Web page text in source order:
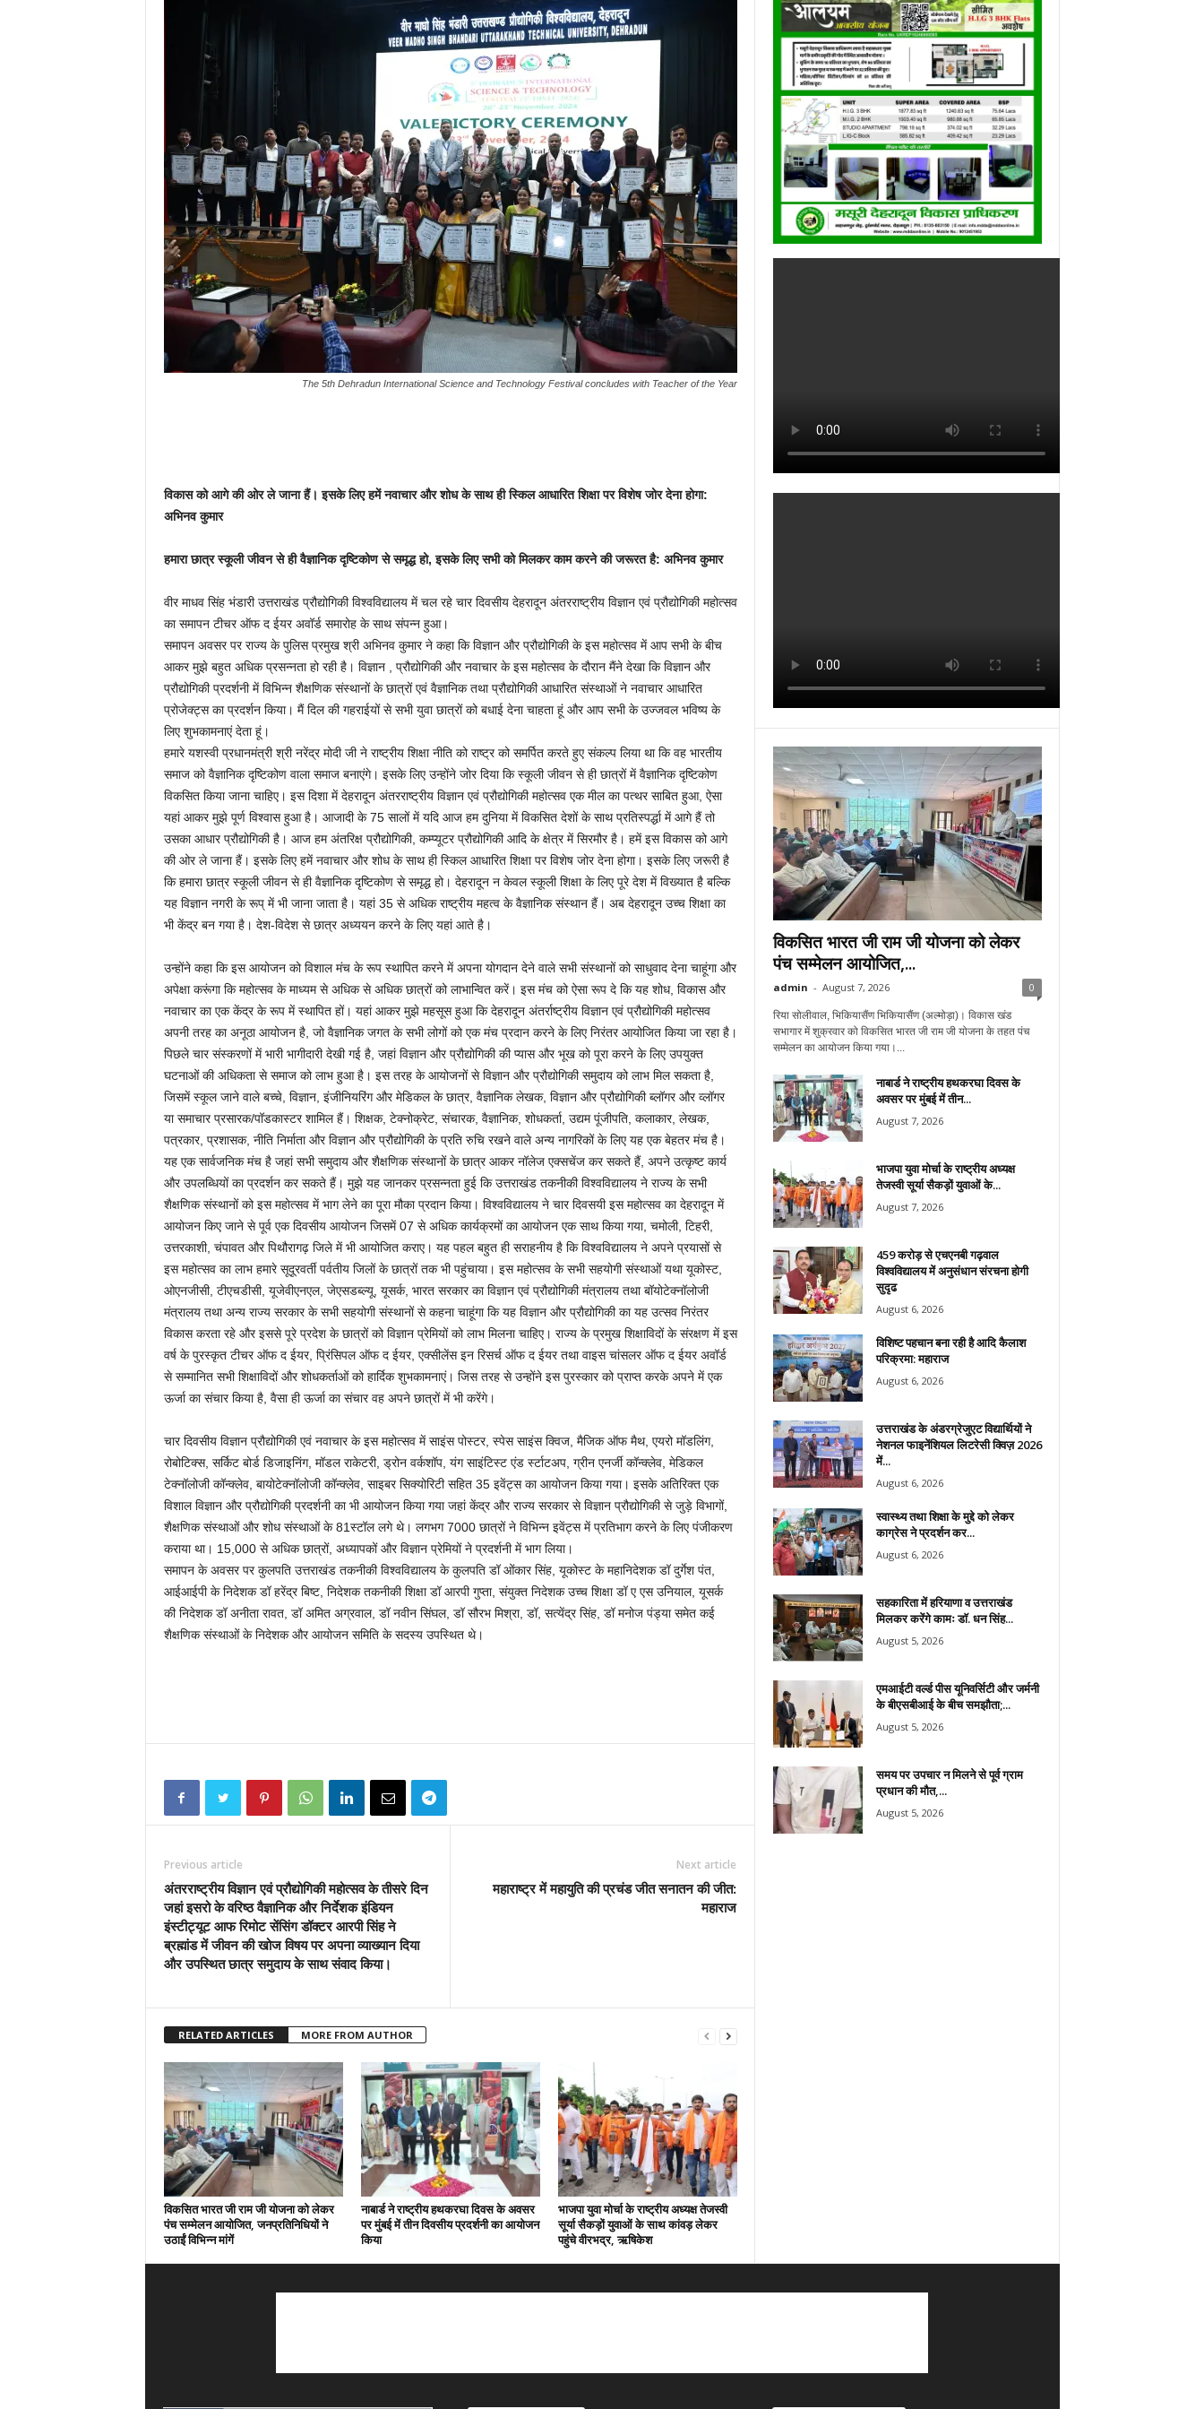
The 5th Dehradun International Science and Technology Festival concludes with Teacher of the Year
विकास को आगे की ओर ले जाना हैं। इसके लिए हमें नवाचार और शोध के साथ ही स्किल आधारित शिक्षा पर विशेष जोर देना होगा:
अभिनव कुमार
हमारा छात्र स्कूली जीवन से ही वैज्ञानिक दृष्टिकोण से समृद्ध हो, इसके लिए सभी को मिलकर काम करने की जरूरत है: अभिनव कुमार
वीर माधव सिंह भंडारी उत्तराखंड प्रौद्योगिकी विश्वविद्यालय में चल रहे चार दिवसीय देहरादून अंतरराष्ट्रीय विज्ञान एवं प्रौद्योगिकी महोत्सव
का समापन टीचर ऑफ द ईयर अवॉर्ड समारोह के साथ संपन्न हुआ।
समापन अवसर पर राज्य के पुलिस प्रमुख श्री अभिनव कुमार ने कहा कि विज्ञान और प्रौद्योगिकी के इस महोत्सव में आप सभी के बीच
आकर मुझे बहुत अधिक प्रसन्नता हो रही है। विज्ञान , प्रौद्योगिकी और नवाचार के इस महोत्सव के दौरान मैंने देखा कि विज्ञान और
प्रौद्योगिकी प्रदर्शनी में विभिन्न शैक्षणिक संस्थानों के छात्रों एवं वैज्ञानिक तथा प्रौद्योगिकी आधारित संस्थाओं ने नवाचार आधारित
प्रोजेक्ट्स का प्रदर्शन किया। मैं दिल की गहराईयों से सभी युवा छात्रों को बधाई देना चाहता हूं और आप सभी के उज्जवल भविष्य के
लिए शुभकामनाएं देता हूं।
हमारे यशस्वी प्रधानमंत्री श्री नरेंद्र मोदी जी ने राष्ट्रीय शिक्षा नीति को राष्ट्र को समर्पित करते हुए संकल्प लिया था कि वह भारतीय
समाज को वैज्ञानिक दृष्टिकोण वाला समाज बनाएंगे। इसके लिए उन्होंने जोर दिया कि स्कूली जीवन से ही छात्रों में वैज्ञानिक दृष्टिकोण
विकसित किया जाना चाहिए। इस दिशा में देहरादून अंतरराष्ट्रीय विज्ञान एवं प्रौद्योगिकी महोत्सव एक मील का पत्थर साबित हुआ, ऐसा
यहां आकर मुझे पूर्ण विश्वास हुआ है। आजादी के 75 सालों में यदि आज हम दुनिया में विकसित देशों के साथ प्रतिस्पर्द्धा में आगे हैं तो
उसका आधार प्रौद्योगिकी है। आज हम अंतरिक्ष प्रौद्योगिकी, कम्प्यूटर प्रौद्योगिकी आदि के क्षेत्र में सिरमौर है। हमें इस विकास को आगे
की ओर ले जाना हैं। इसके लिए हमें नवाचार और शोध के साथ ही स्किल आधारित शिक्षा पर विशेष जोर देना होगा। इसके लिए जरूरी है
कि हमारा छात्र स्कूली जीवन से ही वैज्ञानिक दृष्टिकोण से समृद्ध हो। देहरादून न केवल स्कूली शिक्षा के लिए पूरे देश में विख्यात है बल्कि
यह विज्ञान नगरी के रूप् में भी जाना जाता है। यहां 35 से अधिक राष्ट्रीय महत्व के वैज्ञानिक संस्थान हैं। अब देहरादून उच्च शिक्षा का
भी केंद्र बन गया है। देश-विदेश से छात्र अध्ययन करने के लिए यहां आते है।
उन्होंने कहा कि इस आयोजन को विशाल मंच के रूप स्थापित करने में अपना योगदान देने वाले सभी संस्थानों को साधुवाद देना चाहूंगा और
अपेक्षा करूंगा कि महोत्सव के माध्यम से अधिक से अधिक छात्रों को लाभान्वित करें। इस मंच को ऐसा रूप दे कि यह शोध, विकास और
नवाचार का एक केंद्र के रूप में स्थापित हों। यहां आकर मुझे महसूस हुआ कि देहरादून अंतर्राष्ट्रीय विज्ञान एवं प्रौद्योगिकी महोत्सव
अपनी तरह का अनूठा आयोजन है, जो वैज्ञानिक जगत के सभी लोगों को एक मंच प्रदान करने के लिए निरंतर आयोजित किया जा रहा है।
पिछले चार संस्करणों में भारी भागीदारी देखी गई है, जहां विज्ञान और प्रौद्योगिकी की प्यास और भूख को पूरा करने के लिए उपयुक्त
घटनाओं की अधिकता से समाज को लाभ हुआ है। इस तरह के आयोजनों से विज्ञान और प्रौद्योगिकी समुदाय को लाभ मिल सकता है,
जिसमें स्कूल जाने वाले बच्चे, विज्ञान, इंजीनियरिंग और मेडिकल के छात्र, वैज्ञानिक लेखक, विज्ञान और प्रौद्योगिकी ब्लॉगर और व्लॉगर
या समाचार प्रसारक/पॉडकास्टर शामिल हैं। शिक्षक, टेक्नोक्रेट, संचारक, वैज्ञानिक, शोधकर्ता, उद्यम पूंजीपति, कलाकार, लेखक,
पत्रकार, प्रशासक, नीति निर्माता और विज्ञान और प्रौद्योगिकी के प्रति रुचि रखने वाले अन्य नागरिकों के लिए यह एक बेहतर मंच है।
यह एक सार्वजनिक मंच है जहां सभी समुदाय और शैक्षणिक संस्थानों के छात्र आकर नॉलेज एक्सचेंज कर सकते हैं, अपने उत्कृष्ट कार्य
और उपलब्धियों का प्रदर्शन कर सकते हैं। मुझे यह जानकर प्रसन्नता हुई कि उत्तराखंड तकनीकी विश्वविद्यालय ने राज्य के सभी
शैक्षणिक संस्थानों को इस महोत्सव में भाग लेने का पूरा मौका प्रदान किया। विश्वविद्यालय ने चार दिवसयी इस महोत्सव का देहरादून में
आयोजन किए जाने से पूर्व एक दिवसीय आयोजन जिसमें 07 से अधिक कार्यक्रमों का आयोजन एक साथ किया गया, चमोली, टिहरी,
उत्तरकाशी, चंपावत और पिथौरागढ़ जिले में भी आयोजित कराए। यह पहल बहुत ही सराहनीय है कि विश्वविद्यालय ने अपने प्रयासों से
इस महोत्सव का लाभ हमारे सूदूरवर्ती पर्वतीय जिलों के छात्रों तक भी पहुंचाया। इस महोत्सव के सभी सहयोगी संस्थाओं यथा यूकोस्ट,
ओएनजीसी, टीएचडीसी, यूजेवीएनएल, जेएसडब्ल्यू, यूसर्क, भारत सरकार का विज्ञान एवं प्रौद्योगिकी मंत्रालय तथा बॉयोटेक्नॉलोजी
मंत्रालय तथा अन्य राज्य सरकार के सभी सहयोगी संस्थानों से कहना चाहूंगा कि यह विज्ञान और प्रौद्योगिकी का यह उत्सव निरंतर
विकास करता रहे और इससे पूरे प्रदेश के छात्रों को विज्ञान प्रेमियों को लाभ मिलना चाहिए। राज्य के प्रमुख शिक्षाविदों के संरक्षण में इस
वर्ष के पुरस्कृत टीचर ऑफ द ईयर, प्रिंसिपल ऑफ द ईयर, एक्सीलेंस इन रिसर्च ऑफ द ईयर तथा वाइस चांसलर ऑफ द ईयर अवॉर्ड
से सम्मानित सभी शिक्षाविदों और शोधकर्ताओं को हार्दिक शुभकामनाएं। जिस तरह से उन्होंने इस पुरस्कार को प्राप्त करके अपने में एक
ऊर्जा का संचार किया है, वैसा ही ऊर्जा का संचार वह अपने छात्रों में भी करेंगे।
चार दिवसीय विज्ञान प्रौद्योगिकी एवं नवाचार के इस महोत्सव में साइंस पोस्टर, स्पेस साइंस क्विज, मैजिक ऑफ मैथ, एयरो मॉडलिंग,
रोबोटिक्स, सर्किट बोर्ड डिजाइनिंग, मॉडल राकेटरी, ड्रोन वर्कशॉप, यंग साइंटिस्ट एंड र्स्टाटअप, ग्रीन एनर्जी कॉन्क्लेव, मेडिकल
टेक्नॉलोजी कॉन्क्लेव, बायोटेक्नॉलोजी कॉन्क्लेव, साइबर सिक्योरिटी सहित 35 इवेंट्स का आयोजन किया गया। इसके अतिरिक्त एक
विशाल विज्ञान और प्रौद्योगिकी प्रदर्शनी का भी आयोजन किया गया जहां केंद्र और राज्य सरकार से विज्ञान प्रौद्योगिकी से जुड़े विभागों,
शैक्षणिक संस्थाओं और शोध संस्थाओं के 81स्टॉल लगे थे। लगभग 7000 छात्रों ने विभिन्न इवेंट्स में प्रतिभाग करने के लिए पंजीकरण
कराया था। 15,000 से अधिक छात्रों, अध्यापकों और विज्ञान प्रेमियों ने प्रदर्शनी में भाग लिया।
समापन के अवसर पर कुलपति उत्तराखंड तकनीकी विश्वविद्यालय के कुलपति डॉ ओंकार सिंह, यूकोस्ट के महानिदेशक डॉ दुर्गेश पंत,
आईआईपी के निदेशक डॉ हरेंद्र बिष्ट, निदेशक तकनीकी शिक्षा डॉ आरपी गुप्ता, संयुक्त निदेशक उच्च शिक्षा डॉ ए एस उनियाल, यूसर्क
की निदेशक डॉ अनीता रावत, डॉ अमित अग्रवाल, डॉ नवीन सिंघल, डॉ सौरभ मिश्रा, डॉ, सत्येंद्र सिंह, डॉ मनोज पंड्या समेत कई
शैक्षणिक संस्थाओं के निदेशक और आयोजन समिति के सदस्य उपस्थित थे।
Previous article
अंतरराष्ट्रीय विज्ञान एवं प्रौद्योगिकी महोत्सव के तीसरे दिन
जहां इसरो के वरिष्ठ वैज्ञानिक और निर्देशक इंडियन
इंस्टीट्यूट आफ रिमोट सेंसिंग डॉक्टर आरपी सिंह ने
ब्रह्मांड में जीवन की खोज विषय पर अपना व्याख्यान दिया
और उपस्थित छात्र समुदाय के साथ संवाद किया।
Next article
महाराष्ट्र में महायुति की प्रचंड जीत सनातन की जीत:
महाराज
RELATED ARTICLES MORE FROM AUTHOR
विकसित भारत जी राम जी योजना को लेकर
पंच सम्मेलन आयोजित, जनप्रतिनिधियों ने
उठाईं विभिन्न मांगें
नाबार्ड ने राष्ट्रीय हथकरघा दिवस के अवसर
पर मुंबई में तीन दिवसीय प्रदर्शनी का आयोजन
किया
भाजपा युवा मोर्चा के राष्ट्रीय अध्यक्ष तेजस्वी
सूर्या सैकड़ों युवाओं के साथ कांवड़ लेकर
पहुंचे वीरभद्र, ऋषिकेश
विकसित भारत जी राम जी योजना को लेकर
पंच सम्मेलन आयोजित,...
admin - August 7, 2026 0
रिया सोलीवाल, भिकियासैंण भिकियासैंण (अल्मोड़ा)। विकास खंड
सभागार में शुक्रवार को विकसित भारत जी राम जी योजना के तहत पंच
सम्मेलन का आयोजन किया गया।...
नाबार्ड ने राष्ट्रीय हथकरघा दिवस के
अवसर पर मुंबई में तीन...
August 7, 2026
भाजपा युवा मोर्चा के राष्ट्रीय अध्यक्ष
तेजस्वी सूर्या सैकड़ों युवाओं के...
August 7, 2026
459 करोड़ से एचएनबी गढ़वाल
विश्वविद्यालय में अनुसंधान संरचना होगी
सुदृढ
August 6, 2026
विशिष्ट पहचान बना रही है आदि कैलाश
परिक्रमा: महाराज
August 6, 2026
उत्तराखंड के अंडरग्रेजुएट विद्यार्थियों ने
नेशनल फाइनेंशियल लिटरेसी क्विज़ 2026
में...
August 6, 2026
स्वास्थ्य तथा शिक्षा के मुद्दे को लेकर
काग्रेस ने प्रदर्शन कर...
August 6, 2026
सहकारिता में हरियाणा व उत्तराखंड
मिलकर करेंगे कामः डाॅ. धन सिंह...
August 5, 2026
एमआईटी वर्ल्ड पीस यूनिवर्सिटी और जर्मनी
के बीएसबीआई के बीच समझौता;...
August 5, 2026
समय पर उपचार न मिलने से पूर्व ग्राम
प्रधान की मौत,...
August 5, 2026